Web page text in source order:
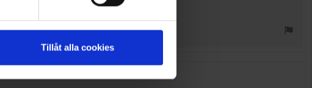
Tillåt alla cookies